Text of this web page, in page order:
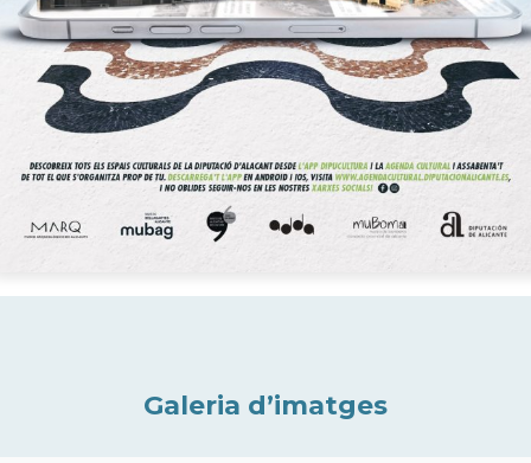
Galeria d’imatges